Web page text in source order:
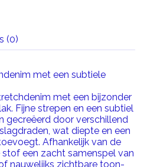
(0)
met een subtiele
met een bijzonder
Fijne strepen en een subtiel
gecreëerd door verschillend
wat diepte en een
Afhankelijk van de
een zacht samenspel van
nauwelijks zichtbare toon-